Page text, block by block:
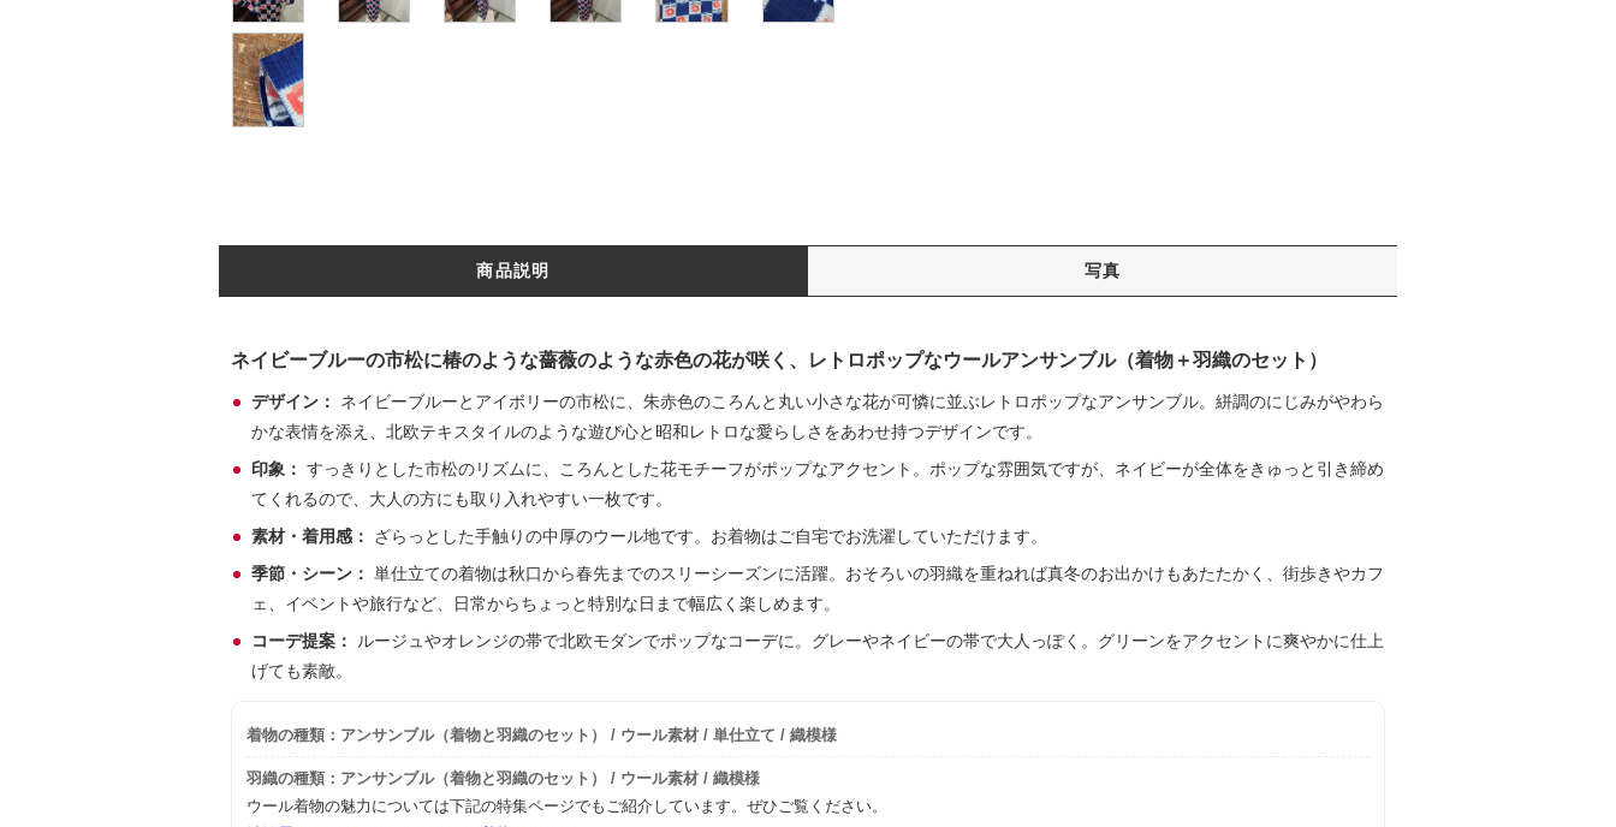
商品説明 写真
ネイビーブルーの市松に椿のような薔薇のような赤色の花が咲く、レトロポップなウールアンサンブル（着物＋羽織のセット）
デザイン：
ネイビーブルーとアイボリーの市松に、朱赤色のころんと丸い小さな花が可憐に並ぶレトロポップなアンサンブル。絣調のにじみがやわら
かな表情を添え、北欧テキスタイルのような遊び心と昭和レトロな愛らしさをあわせ持つデザインです。
印象： すっきりとした市松のリズムに、ころんとした花モチーフがポップなアクセント。ポップな雰囲気ですが、ネイビーが全体をきゅっと引き締め
てくれるので、大人の方にも取り入れやすい一枚です。
素材・着用感：
ざらっとした手触りの中厚のウール地です。お着物はご自宅でお洗濯していただけます。
季節・シーン： 単仕立ての着物は秋口から春先までのスリーシーズンに活躍。おそろいの羽織を重ねれば真冬のお出かけもあたたかく、街歩きやカフ
ェ、イベントや旅行など、日常からちょっと特別な日まで幅広く楽しめます。
コーデ提案：
ルージュやオレンジの帯で北欧モダンでポップなコーデに。グレーやネイビーの帯で大人っぽく。グリーンをアクセントに爽やかに仕上
げても素敵。
着物の種類：アンサンブル（着物と羽織のセット） / ウール素材 / 単仕立て / 織模様
羽織の種類：アンサンブル（着物と羽織のセット） / ウール素材 / 織模様
ウール着物の魅力については下記の特集ページでもご紹介しています。ぜひご覧ください。